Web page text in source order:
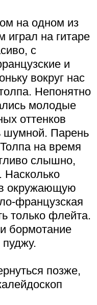
на одном из
играл на гитаре
с
и
вокруг нас
Непонятно
молодые
оттенков
шумной. Парень
на время
слышно,
Насколько
окружающую
французская
только флейта.
бормотание
позже,